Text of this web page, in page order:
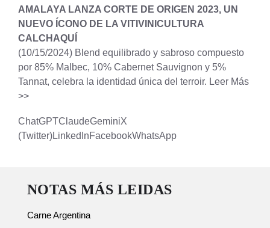
AMALAYA LANZA CORTE DE ORIGEN 2023, UN
NUEVO ÍCONO DE LA VITIVINICULTURA
CALCHAQUÍ
(10/15/2024) Blend equilibrado y sabroso compuesto
por 85% Malbec, 10% Cabernet Sauvignon y 5%
Tannat, celebra la identidad única del terroir. Leer Más
>>
ChatGPTClaudeGeminiX
(Twitter)LinkedInFacebookWhatsApp
NOTAS MÁS LEIDAS
Carne Argentina